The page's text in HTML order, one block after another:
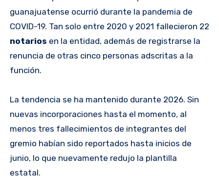
guanajuatense ocurrió durante la pandemia de
COVID-19. Tan solo entre 2020 y 2021 fallecieron 22
notarios en la entidad, además de registrarse la
renuncia de otras cinco personas adscritas a la
función.
La tendencia se ha mantenido durante 2026. Sin
nuevas incorporaciones hasta el momento, al
menos tres fallecimientos de integrantes del
gremio habían sido reportados hasta inicios de
junio, lo que nuevamente redujo la plantilla
estatal.